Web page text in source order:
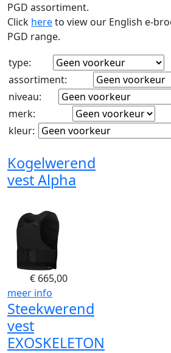
PGD assortiment.
Click hereto view our English e-
PGD range.
type:
assortiment:
niveau:
merk:
kleur:
Kogelwerend
vest Alpha
€ 665,00
meer info
Steekwerend
vest
EXOSKELETON